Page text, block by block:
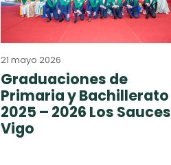
21 mayo 2026
Graduaciones de
Primaria y Bachillerato
2025 – 2026 Los Sauces
Vigo